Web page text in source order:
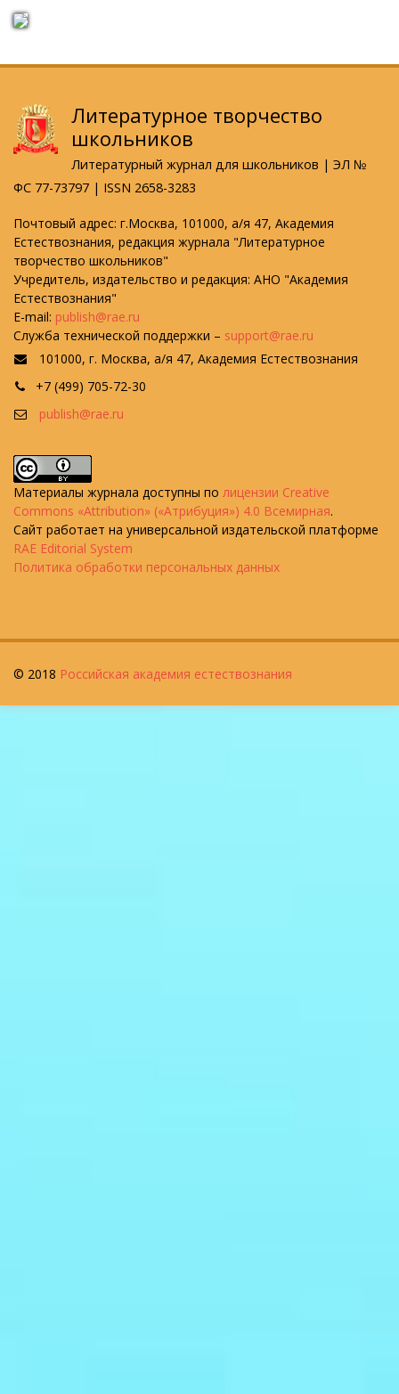
Литературное творчество
школьников
Литературный журнал для школьников | ЭЛ №
ФС 77-73797 | ISSN 2658-3283
Почтовый адрес: г.Москва, 101000, а/я 47, Академия
Естествознания, редакция журнала "Литературное
творчество школьников"
Учредитель, издательство и редакция: АНО "Академия
Естествознания"
E-mail: publish@rae.ru
Служба технической поддержки – support@rae.ru
101000, г. Москва, а/я 47, Академия Естествознания
+7 (499) 705-72-30
publish@rae.ru
Материалы журнала доступны по лицензии Creative
Commons «Attribution» («Атрибуция») 4.0 Всемирная.
Сайт работает на универсальной издательской платформе
RAE Editorial System
Политика обработки персональных данных
© 2018 Российская академия естествознания